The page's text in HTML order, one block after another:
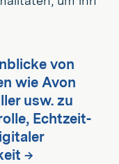
von
wie Avon
usw. zu
Echtzeit-
→